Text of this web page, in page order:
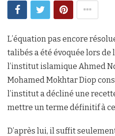
L’équation pas encore
talibés a été évoquée lors
l’institut islamique Ahmed
Mohamed Mokhtar Diop
l’institut a décliné une
mettre un terme définitif à
D’après lui, il suffit